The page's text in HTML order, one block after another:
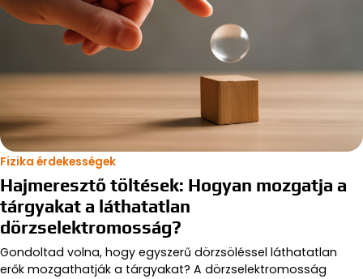
Fizika érdekességek
Hajmeresztő töltések: Hogyan mozgatja a
tárgyakat a láthatatlan
dörzselektromosság?
Gondoltad volna, hogy egyszerű dörzsöléssel láthatatlan
erők mozgathatják a tárgyakat? A dörzselektromosság